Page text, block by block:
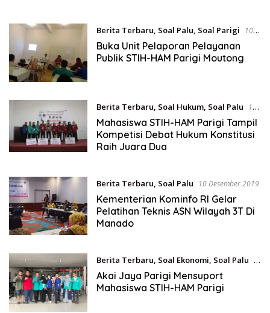
Berita Terbaru, Soal Palu, Soal Parigi
10
Desember 2019
Buka Unit Pelaporan Pelayanan
Publik STIH-HAM Parigi Moutong
Berita Terbaru, Soal Hukum, Soal Palu
10
Desember 2019
Mahasiswa STIH-HAM Parigi Tampil
Kompetisi Debat Hukum Konstitusi
Raih Juara Dua
Berita Terbaru, Soal Palu 10 Desember 2019
Kementerian Kominfo RI Gelar
Pelatihan Teknis ASN Wilayah 3T Di
Manado
Berita Terbaru, Soal Ekonomi, Soal Palu 5
Desember 2019
Akai Jaya Parigi Mensuport
Mahasiswa STIH-HAM Parigi